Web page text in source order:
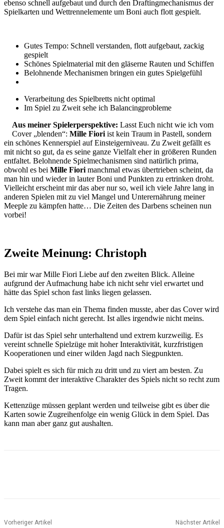
ebenso schnell aufgebaut und durch den Draftingmechanismus der
Spielkarten und Wettrennelemente um Boni auch flott gespielt.
Gutes Tempo: Schnell verstanden, flott aufgebaut, zackig
gespielt
Schönes Spielmaterial mit den gläserne Rauten und Schiffen
Belohnende Mechanismen bringen ein gutes Spielgefühl
Verarbeitung des Spielbretts nicht optimal
Im Spiel zu Zweit sehe ich Balancingprobleme
Aus meiner Spielerperspektive: Lasst Euch nicht wie ich vom
Cover „blenden“: Mille Fiori ist kein Traum in Pastell, sondern
ein schönes Kennerspiel auf Einsteigerniveau. Zu Zweit gefällt es
mit nicht so gut, da es seine ganze Vielfalt eher in größeren Runden
entfaltet. Belohnende Spielmechanismen sind natürlich prima,
obwohl es bei Mille Fiori manchmal etwas übertrieben scheint, da
man hin und wieder in lauter Boni und Punkten zu ertrinken droht.
Vielleicht erscheint mir das aber nur so, weil ich viele Jahre lang in
anderen Spielen mit zu viel Mangel und Unterernährung meiner
Meeple zu kämpfen hatte… Die Zeiten des Darbens scheinen nun
vorbei!
Zweite Meinung: Christoph
Bei mir war Mille Fiori Liebe auf den zweiten Blick. Alleine
aufgrund der Aufmachung habe ich nicht sehr viel erwartet und
hätte das Spiel schon fast links liegen gelassen.
Ich verstehe das man ein Thema finden musste, aber das Cover wird
dem Spiel einfach nicht gerecht. Ist alles irgendwie nicht meins.
Dafür ist das Spiel sehr unterhaltend und extrem kurzweilig. Es
vereint schnelle Spielzüge mit hoher Interaktivität, kurzfristigen
Kooperationen und einer wilden Jagd nach Siegpunkten.
Dabei spielt es sich für mich zu dritt und zu viert am besten. Zu
Zweit kommt der interaktive Charakter des Spiels nicht so recht zum
Tragen.
Kettenzüge müssen geplant werden und teilweise gibt es über die
Karten sowie Zugreihenfolge ein wenig Glück in dem Spiel. Das
kann man aber ganz gut aushalten.
Vorheriger Artikel Nächster Artikel